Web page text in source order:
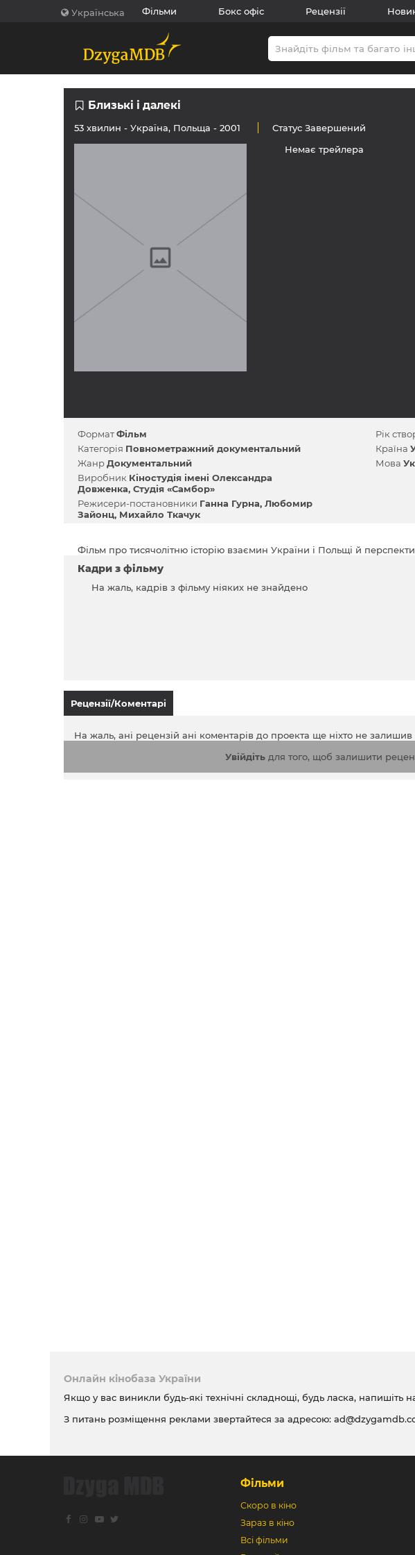
Українська Фільми Бокс офіс Рецензії
Близькі і далекі
53 хвилин - Україна, Польща - 2001 Статус Завершений
Немає трейлера
ФорматФільм
Категорія Повнометражний документальний
ЖанрДокументальний
Виробник Кіностудія імені Олександра
Довженка Студія «Самбор»
Режисери-постановники Ганна Гурна Любомир
Зайонц Михайло Ткачук
Рік
Країна
Мова
Фільм про тисячолітню історію взаємин України і Польщі й
Кадри з фільму
На жаль, кадрів з фільму ніяких не знайдено
Рецензії/Коментарі
На жаль, ані рецензій ані коментарів до проекта ще ніхто не залишив
Увійдітьдля того, щоб залишити
Онлайн кінобаза України
Якщо у вас виникли будь-які технічні складнощі, будь ласка, напишіть
З питань розміщення реклами звертайтеся за адресою:
Фільми
Скоро в кіно
Зараз в кіно
Всі фільми